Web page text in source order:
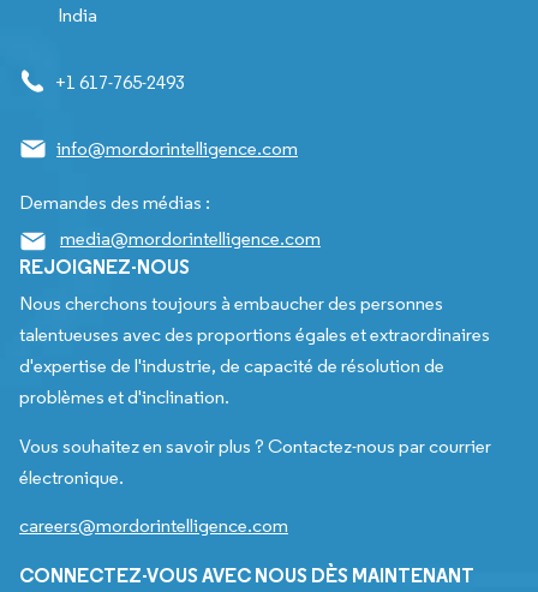
India
+1 617-765-2493
info@mordorintelligence.com
Demandes des médias :
media@mordorintelligence.com
REJOIGNEZ-NOUS
Nous cherchons toujours à embaucher des personnes
talentueuses avec des proportions égales et extraordinaires
d'expertise de l'industrie, de capacité de résolution de
problèmes et d'inclination.
Vous souhaitez en savoir plus ? Contactez-nous par courrier
électronique.
careers@mordorintelligence.com
CONNECTEZ-VOUS AVEC NOUS DÈS MAINTENANT